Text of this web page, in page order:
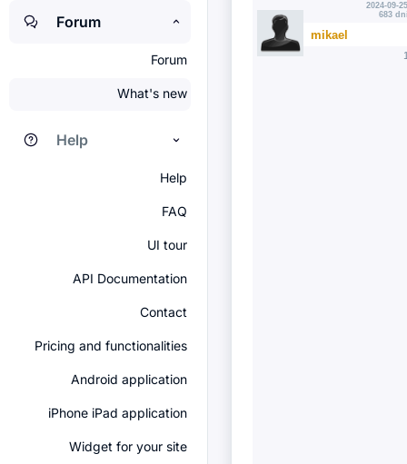
Forum
Forum
What's new
Help
Help
FAQ
UI tour
API Documentation
Contact
Pricing and functionalities
Android application
iPhone iPad application
Widget for your site
2024-09-
683
mikael